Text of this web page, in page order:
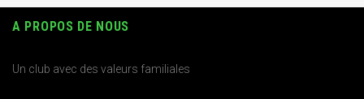
A PROPOS DE NOUS
Un club avec des valeurs familiales